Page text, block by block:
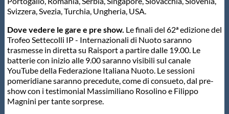
Svizzera, Svezia, Turchia, Ungheria, USA.
Dove vedere le gare e pre show. Le finali del 62ª edizione del
Trofeo Settecolli IP - Internazionali di Nuoto saranno
trasmesse in diretta su Raisport a partire dalle 19.00. Le
batterie con inizio alle 9.00 saranno visibili sul canale
YouTube della Federazione Italiana Nuoto. Le sessioni
pomeridiane saranno precedute, come di consueto, dal pre-
show con i testimonial Massimiliano Rosolino e Filippo
Magnini per tante sorprese.